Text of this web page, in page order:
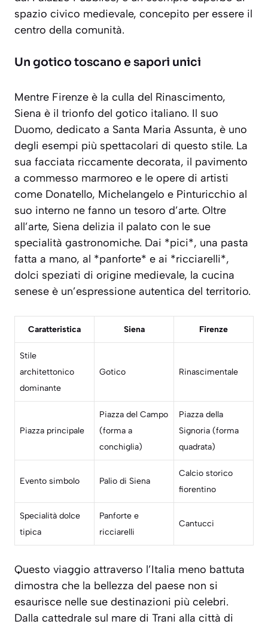
spazio civico medievale, concepito per essere il
centro della comunità.
Un gotico toscano e sapori unici
Mentre Firenze è la culla del Rinascimento,
Siena è il trionfo del gotico italiano. Il suo
Duomo, dedicato a Santa Maria Assunta, è uno
degli esempi più spettacolari di questo stile. La
sua facciata riccamente decorata, il pavimento
a commesso marmoreo e le opere di artisti
come Donatello, Michelangelo e Pinturicchio al
suo interno ne fanno un tesoro d’arte. Oltre
all’arte, Siena delizia il palato con le sue
specialità gastronomiche. Dai *pici*, una pasta
fatta a mano, al *panforte* e ai *ricciarelli*,
dolci speziati di origine medievale, la cucina
senese è un’espressione autentica del territorio.
Caratteristica Siena Firenze
Stile
architettonico
dominante
Gotico Rinascimentale
Piazza principale
Piazza del Campo
(forma a
conchiglia)
Piazza della
Signoria (forma
quadrata)
Evento simbolo Palio di Siena
Calcio storico
fiorentino
Specialità dolce
tipica
Panforte e
ricciarelli
Cantucci
Questo viaggio attraverso l’Italia meno battuta
dimostra che la bellezza del paese non si
esaurisce nelle sue destinazioni più celebri.
Dalla cattedrale sul mare di Trani alla città di